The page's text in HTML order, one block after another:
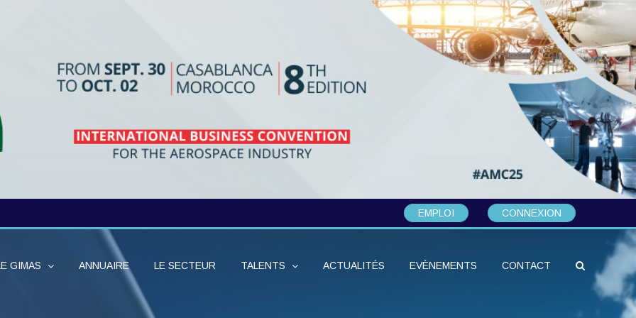
EMPLOI CONNEXION
GIMAS ANNUAIRE LE SECTEUR TALENTS ACTUALITÉS EVÈNEMENTS CONTACT